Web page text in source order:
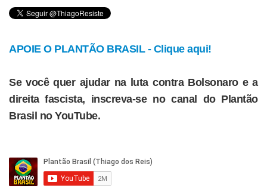
APOIE O PLANTÃO BRASIL - Clique aqui!
Se você quer ajudar na luta contra Bolsonaro e a
direita fascista, inscreva-se no canal do Plantão
Brasil no YouTube.